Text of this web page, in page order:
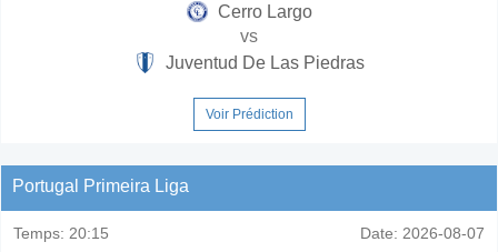
Cerro Largo
vs
Juventud De Las Piedras
Voir Prédiction
Portugal Primeira Liga
Temps: 20:15 Date: 2026-08-07